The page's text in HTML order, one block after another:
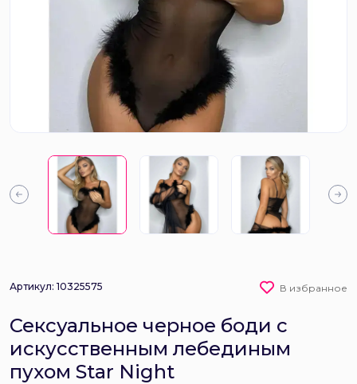
Артикул: 10325575 В избранное
Сексуальное черное боди с
искусственным лебединым
пухом Star Night